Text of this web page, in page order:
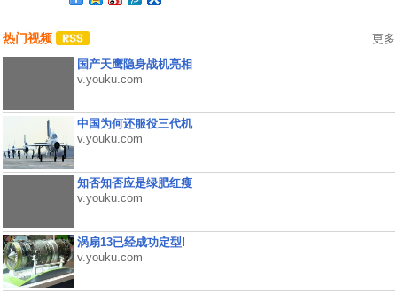
热门视频 更多
国产天鹰隐身战机亮相
v.youku.com
中国为何还服役三代机
v.youku.com
知否知否应是绿肥红瘦
v.youku.com
涡扇13已经成功定型!
v.youku.com